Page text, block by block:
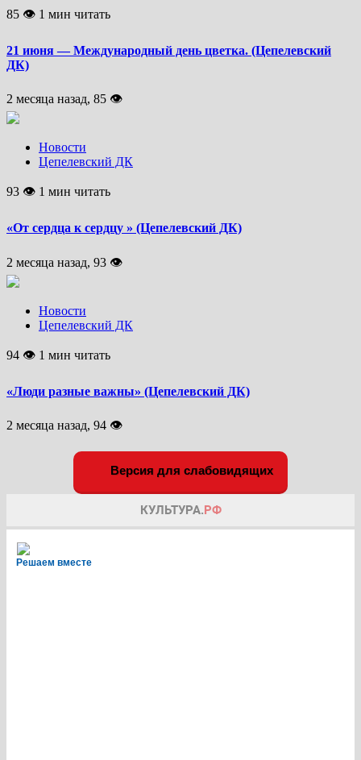
85 👁 1 мин читать
21 июня — Международный день цветка. (Цепелевский
ДК)
2 месяца назад, 85 👁
Новости
Цепелевский ДК
93 👁 1 мин читать
«От сердца к сердцу » (Цепелевский ДК)
2 месяца назад, 93 👁
Новости
Цепелевский ДК
94 👁 1 мин читать
«Люди разные важны» (Цепелевский ДК)
2 месяца назад, 94 👁
Версия для слабовидящих
Решаем вместе